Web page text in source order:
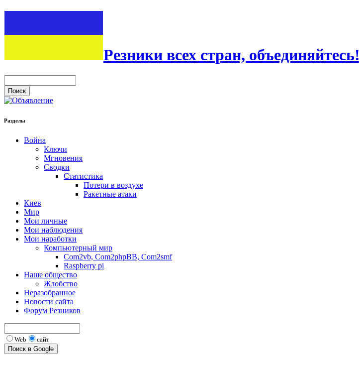
Резники всех стран, объединяйтесь!
Разделы
Война
Ключи
Мгновения
Сводки
Статистика
Потери в воздухе
Ракетные атаки
Киев
Мир
Мои личные
Мои наблюдения
Мои наработки
Компьютерный мир
Com2vb, Com2phpBB, Com2smf
Raspberry pi
Наше общество
Жлобство
Неразобранное
Новости сайта
Форум Резников
Web сайт